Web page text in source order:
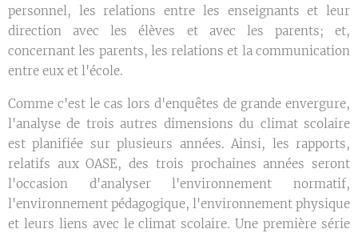
personnel, les relations entre les enseignants et leur
direction avec les élèves et avec les parents; et,
concernant les parents, les relations et la communication
entre eux et l'école.
Comme c'est le cas lors d'enquêtes de grande envergure,
l'analyse de trois autres dimensions du climat scolaire
est planifiée sur plusieurs années. Ainsi, les rapports,
relatifs aux OASE, des trois prochaines années seront
l'occasion d'analyser l'environnement normatif,
l'environnement pédagogique, l'environnement physique
et leurs liens avec le climat scolaire. Une première série